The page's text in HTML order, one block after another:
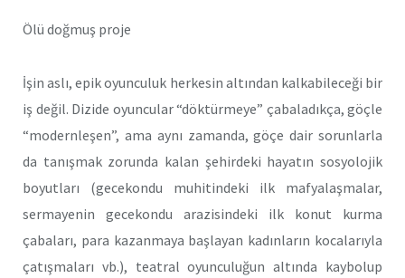
Ölü doğmuş proje
İşin aslı, epik oyunculuk herkesin altından kalkabileceği bir
iş değil. Dizide oyuncular “döktürmeye” çabaladıkça, göçle
“modernleşen”, ama aynı zamanda, göçe dair sorunlarla
da tanışmak zorunda kalan şehirdeki hayatın sosyolojik
boyutları (gecekondu muhitindeki ilk mafyalaşmalar,
sermayenin gecekondu arazisindeki ilk konut kurma
çabaları, para kazanmaya başlayan kadınların kocalarıyla
çatışmaları vb.), teatral oyunculuğun altında kaybolup